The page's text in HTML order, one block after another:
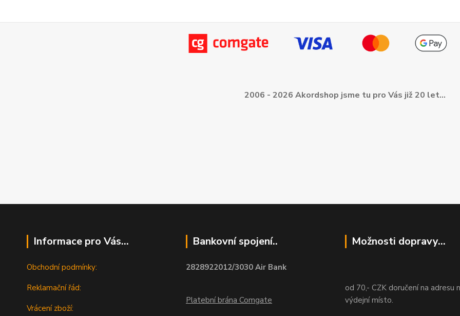
2006 - 2026 Akordshop jsme tu pro Vás již 20 let...
Informace pro Vás...
Obchodní podmínky:
Reklamační řád:
Vrácení zboží:
Bankovní spojení..
2828922012/3030 Air Bank
Platební brána Comgate
Možnosti dopravy...
od 70,- CZK doručení na adresu
výdejní místo.